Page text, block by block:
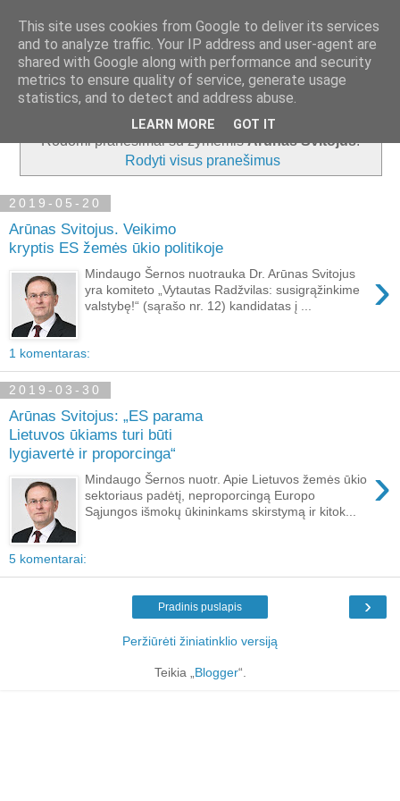
Rodomi pranešimai su žymėmisArūnas Svitojus.
Rodyti visus pranešimus
2019-05-20
Arūnas Svitojus. Veikimo
kryptis ES žemės ūkio politikoje
›
Mindaugo Šernos nuotrauka Dr. Arūnas Svitojus
yra komiteto „Vytautas Radžvilas: susigrąžinkime
valstybę!“ (sąrašo nr. 12) kandidatas į ...
1 komentaras:
2019-03-30
Arūnas Svitojus: „ES parama
Lietuvos ūkiams turi būti
lygiavertė ir proporcinga“
›
Mindaugo Šernos nuotr. Apie Lietuvos žemės ūkio
sektoriaus padėtį, neproporcingą Europo
Sąjungos išmokų ūkininkams skirstymą ir kitok...
5 komentarai:
›
Pradinis puslapis
Peržiūrėti žiniatinklio versiją
Teikia „Blogger“.
This site uses cookies from Google to deliver its services
and to analyze traffic. Your IP address and user-agent are
shared with Google along with performance and security
metrics to ensure quality of service, generate usage
statistics, and to detect and address abuse.
LEARN MORE GOT IT